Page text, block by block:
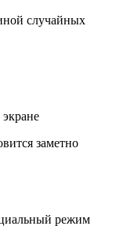
случайных
заметно
режим